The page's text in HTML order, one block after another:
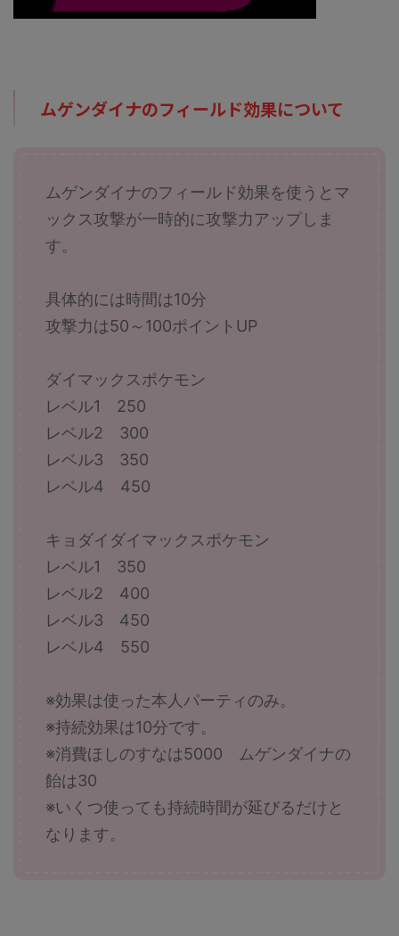
ムゲンダイナのフィールド効果について
ムゲンダイナのフィールド効果を使うとマ
ックス攻撃が一時的に攻撃力アップしま
す。
具体的には時間は10分
攻撃力は50～100ポイントUP
ダイマックスポケモン
レベル1 250
レベル2 300
レベル3 350
レベル4 450
キョダイダイマックスポケモン
レベル1 350
レベル2 400
レベル3 450
レベル4 550
※効果は使った本人パーティのみ。
※持続効果は10分です。
※消費ほしのすなは5000 ムゲンダイナの
飴は30
※いくつ使っても持続時間が延びるだけと
なります。